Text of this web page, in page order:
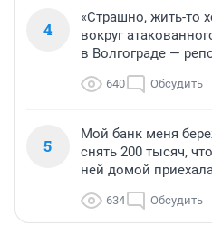
4
«Страшно, жить-то
вокруг
в Волгограде —
640 Обсудить
5
Мой банк меня
снять 200 тысяч,
ней домой
634 Обсудить